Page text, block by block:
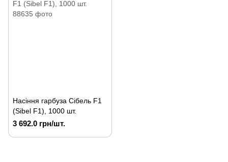
Насіння гарбуза Сібель F1
(Sibel F1), 1000 шт.
3 692.0 грн/шт.